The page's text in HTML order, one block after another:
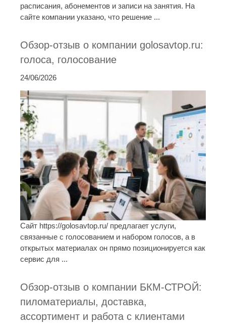
расписания, абонементов и записи на занятия. На
сайте компании указано, что решение ...
Обзор-отзыв о компании golosavtop.ru:
голоса, голосование
24/06/2026
Сайт https://golosavtop.ru/ предлагает услуги,
связанные с голосованием и набором голосов, а в
открытых материалах он прямо позиционируется как
сервис для ...
Обзор-отзыв о компании БКМ-СТРОЙ:
пиломатериалы, доставка,
ассортимент и работа с клиентами